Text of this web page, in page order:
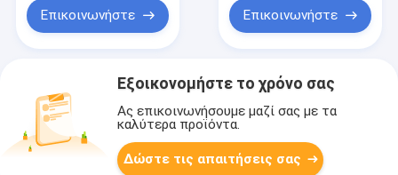
Επικοινωνήστε Επικοινωνήστε
Εξοικονομήστε το χρόνο σας
Ας επικοινωνήσουμε μαζί σας με τα
καλύτερα προϊόντα.
Δώστε τις απαιτήσεις σας